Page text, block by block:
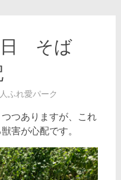
日 そば
ふれ愛パーク
つありますが、これ
害が心配です。